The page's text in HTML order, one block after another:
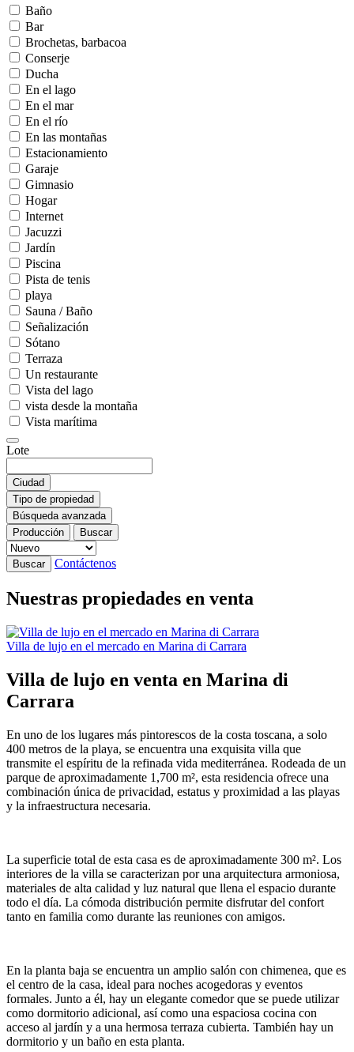
Baño
Bar
Brochetas, barbacoa
Conserje
Ducha
En el lago
En el mar
En el río
En las montañas
Estacionamiento
Garaje
Gimnasio
Hogar
Internet
Jacuzzi
Jardín
Piscina
Pista de tenis
playa
Sauna / Baño
Señalización
Sótano
Terraza
Un restaurante
Vista del lago
vista desde la montaña
Vista marítima
Lote
Ciudad
Tipo de propiedad
Búsqueda avanzada
Producción
Buscar
Buscar Contáctenos
Nuestras propiedades en venta
Villa de lujo en el mercado en Marina di Carrara
Villa de lujo en venta en Marina di
Carrara
En uno de los lugares más pintorescos de la costa toscana, a solo
400 metros de la playa, se encuentra una exquisita villa que
transmite el espíritu de la refinada vida mediterránea. Rodeada de un
parque de aproximadamente 1,700 m², esta residencia ofrece una
combinación única de privacidad, estatus y proximidad a las playas
y la infraestructura necesaria.
La superficie total de esta casa es de aproximadamente 300 m². Los
interiores de la villa se caracterizan por una arquitectura armoniosa,
materiales de alta calidad y luz natural que llena el espacio durante
todo el día. La cómoda distribución permite disfrutar del confort
tanto en familia como durante las reuniones con amigos.
En la planta baja se encuentra un amplio salón con chimenea, que es
el centro de la casa, ideal para noches acogedoras y eventos
formales. Junto a él, hay un elegante comedor que se puede utilizar
como dormitorio adicional, así como una espaciosa cocina con
acceso al jardín y a una hermosa terraza cubierta. También hay un
dormitorio y un baño en esta planta.